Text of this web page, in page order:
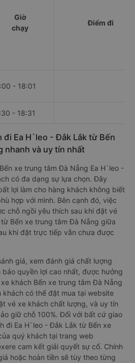
Giờ
chạy
Điểm đi
- 18:01
- 18:31
đi Ea H`leo - Đắk Lắk từ Bến
nhanh và uy tín nhất
xe trung tâm Đà Nẵng Ea H`leo -
có đa dạng sự lựa chọn. Đây
lợi làm cho hàng khách không biết
hợp với mình. Bên cạnh đó, việc
chỗ ngồi yêu thích sau khi đặt vé
Bến xe trung tâm Đà Nẵng giữa
khi đặt trực tiếp vẫn chưa được
giá, xem đánh giá chất lượng
quyền lợi cao nhất, được hưởng
khách Bến xe trung tâm Đà Nẵng
khách có thể đặt mua tại website
vé xe khách chất lượng, và uy tín
giữ chỗ 100%. Đối với bất cứ giao
đi Ea H`leo - Đắk Lắk từ Bến xe
quý khách tại trang web
cam kết giải quyết sự cố. Chính
hoặc hoàn tiền sẽ tùy theo từng